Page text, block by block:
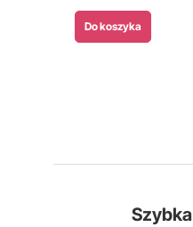
Do koszyka
Szybka